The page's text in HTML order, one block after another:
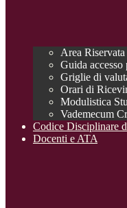
Area
Guida accesso
Griglie di
Orari di
Modulistica
Vademecum
Codice Disciplinare
Docenti e ATA